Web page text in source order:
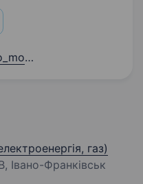
www.instagram.com/ko_modo.if
газ)
Івано-Франківськ